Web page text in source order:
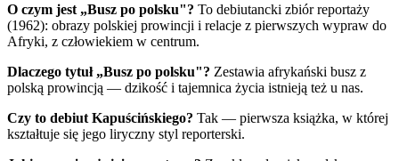
O czym jest „Busz po polsku"? To debiutancki zbiór reportaży
(1962): obrazy polskiej prowincji i relacje z pierwszych wypraw do
Afryki, z człowiekiem w centrum.
Dlaczego tytuł „Busz po polsku"? Zestawia afrykański busz z
polską prowincją — dzikość i tajemnica życia istnieją też u nas.
Czy to debiut Kapuścińskiego? Tak — pierwsza książka, w której
kształtuje się jego liryczny styl reporterski.